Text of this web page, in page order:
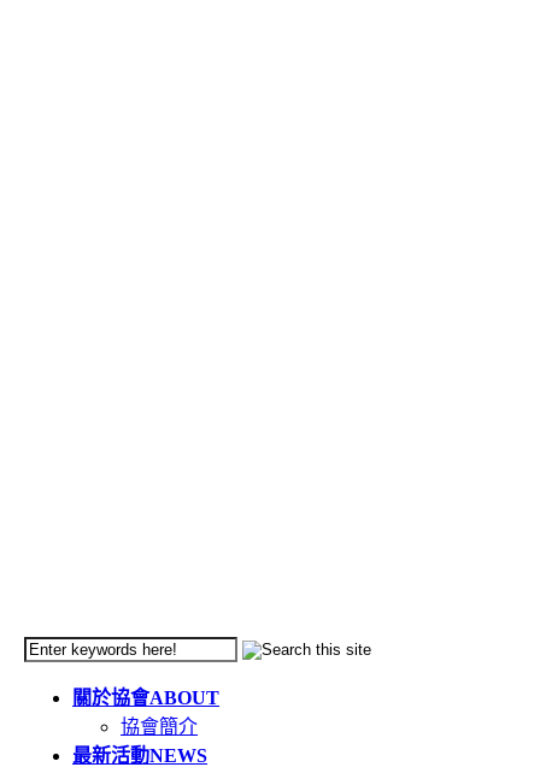
關於協會ABOUT
協會簡介
最新活動NEWS